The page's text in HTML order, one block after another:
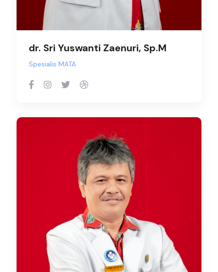
dr. Sri Yuswanti Zaenuri, Sp.M
Spesialis MATA